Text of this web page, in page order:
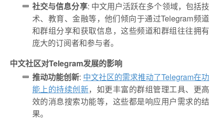
社交与信息分享: 中文用户活跃在多个领域，包括技
术、教育、金融等，他们倾向于通过Telegram频道
和群组分享和获取信息，这些频道和群组往往拥有
庞大的订阅者和参与者。
中文社区对Telegram发展的影响
推动功能创新: 中文社区的需求推动了Telegram在功
能上的持续创新，如更丰富的群组管理工具、更高
效的消息搜索功能等，这些都是响应用户需求的结
果。